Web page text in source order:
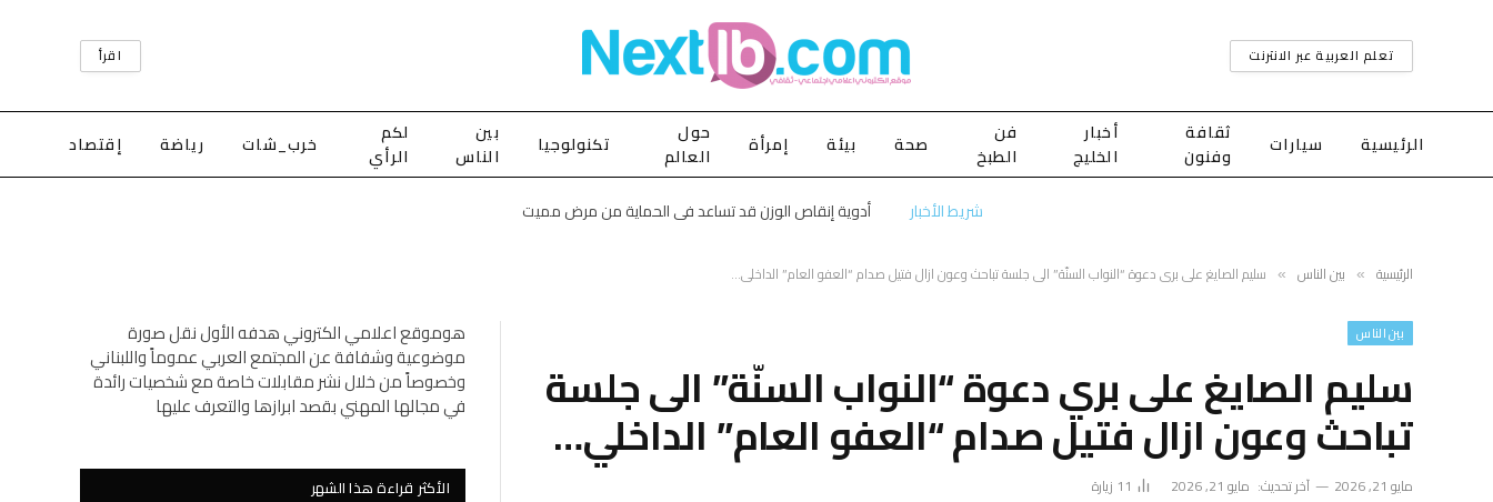
تعلم العربية عبر الانترنت اقرأ
الرئيسية سيارات
ثقافة
وفنون
أخبار
الخليج
فن
الطبخ
صحة بيئة إمرأة
حول
العالم
تكنولوجيا
بين
الناس
لكم
الرأي
خرب_شات رياضة إقتصاد
شريط الأخبار أدوية إنقاص الوزن قد تساعد في الحماية من مرض مميت
الرئيسية » بين الناس » سليم الصايغ على بري دعوة “النواب السنّة” الى جلسة تباحث وعون ازال فتيل صدام “العفو العام” الداخلي…
بين الناس
سليم الصايغ على بري دعوة “النواب السنّة” الى جلسة
تباحث وعون ازال فتيل صدام “العفو العام” الداخلي…
مايو 21, 2026 آخر تحديث: مايو 21, 2026 11 زيارة
هوموقع اعلامي الكتروني هدفه الأول نقل صورة
موضوعية وشفافة عن المجتمع العربي عموماً واللبناني
وخصوصاً من خلال نشر مقابلات خاصة مع شخصيات رائدة
في مجالها المهني بقصد ابرازها والتعرف عليها
الأكثر قراءة هذا الشهر